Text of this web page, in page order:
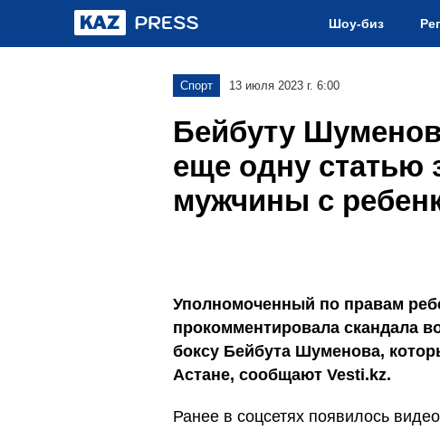
Шоу-биз
Спорт 13 июля 2023 г. 6:00
Бейбуту
еще одну статью
мужчины с
Уполномоченный по правам
прокомментировала скандала
боксу Бейбута Шуменова,
Астане, сообщают Vesti.kz.
Ранее в соцсетях появилось